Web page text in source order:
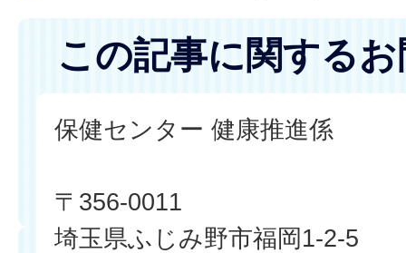
この記事に関する
保健センター 健康推進係
〒356-0011
埼玉県ふじみ野市福岡1-2-5